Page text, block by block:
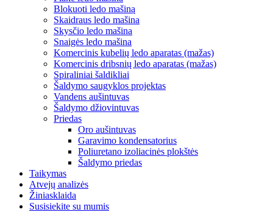
Blokuoti ledo mašiną
Skaidraus ledo mašina
Skysčio ledo mašina
Snaigės ledo mašina
Komercinis kubelių ledo aparatas (mažas)
Komercinis dribsnių ledo aparatas (mažas)
Spiraliniai šaldikliai
Šaldymo saugyklos projektas
Vandens aušintuvas
Šaldymo džiovintuvas
Priedas
Oro aušintuvas
Garavimo kondensatorius
Poliuretano izoliacinės plokštės
Šaldymo priedas
Taikymas
Atvejų analizės
Žiniasklaida
Susisiekite su mumis